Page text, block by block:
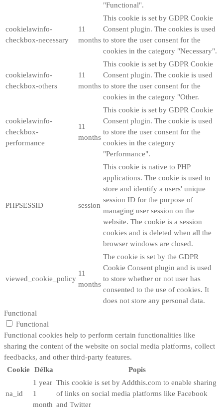
"Functional".
cookielawinfo-
checkbox-necessary
11
months
This cookie is set by GDPR Cookie
Consent plugin. The cookies is used
to store the user consent for the
cookies in the category "Necessary".
cookielawinfo-
checkbox-others
11
months
This cookie is set by GDPR Cookie
Consent plugin. The cookie is used
to store the user consent for the
cookies in the category "Other.
cookielawinfo-
checkbox-
performance
11
months
This cookie is set by GDPR Cookie
Consent plugin. The cookie is used
to store the user consent for the
cookies in the category
"Performance".
PHPSESSID session
This cookie is native to PHP
applications. The cookie is used to
store and identify a users' unique
session ID for the purpose of
managing user session on the
website. The cookie is a session
cookies and is deleted when all the
browser windows are closed.
viewed_cookie_policy
11
months
The cookie is set by the GDPR
Cookie Consent plugin and is used
to store whether or not user has
consented to the use of cookies. It
does not store any personal data.
Functional
Functional
Functional cookies help to perform certain functionalities like
sharing the content of the website on social media platforms, collect
feedbacks, and other third-party features.
Cookie Délka Popis
na_id
1 year
1
month
This cookie is set by Addthis.com to enable sharing
of links on social media platforms like Facebook
and Twitter